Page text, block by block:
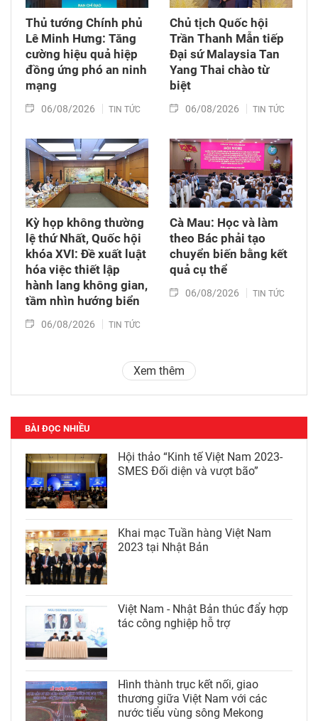
Thủ tướng Chính phủ
Lê Minh Hưng: Tăng
cường hiệu quả hiệp
đồng ứng phó an ninh
mạng
06/08/2026 TIN TỨC
Chủ tịch Quốc hội
Trần Thanh Mẫn tiếp
Đại sứ Malaysia Tan
Yang Thai chào từ
biệt
06/08/2026 TIN TỨC
Kỳ họp không thường
lệ thứ Nhất, Quốc hội
khóa XVI: Đề xuất luật
hóa việc thiết lập
hành lang không gian,
tầm nhìn hướng biển
06/08/2026 TIN TỨC
Cà Mau: Học và làm
theo Bác phải tạo
chuyển biến bằng kết
quả cụ thể
06/08/2026 TIN TỨC
Xem thêm
BÀI ĐỌC NHIỀU
Hội thảo “Kinh tế Việt Nam 2023-
SMES Đối diện và vượt bão”
Khai mạc Tuần hàng Việt Nam
2023 tại Nhật Bản
Việt Nam - Nhật Bản thúc đẩy hợp
tác công nghiệp hỗ trợ
Hình thành trục kết nối, giao
thương giữa Việt Nam với các
nước tiểu vùng sông Mekong